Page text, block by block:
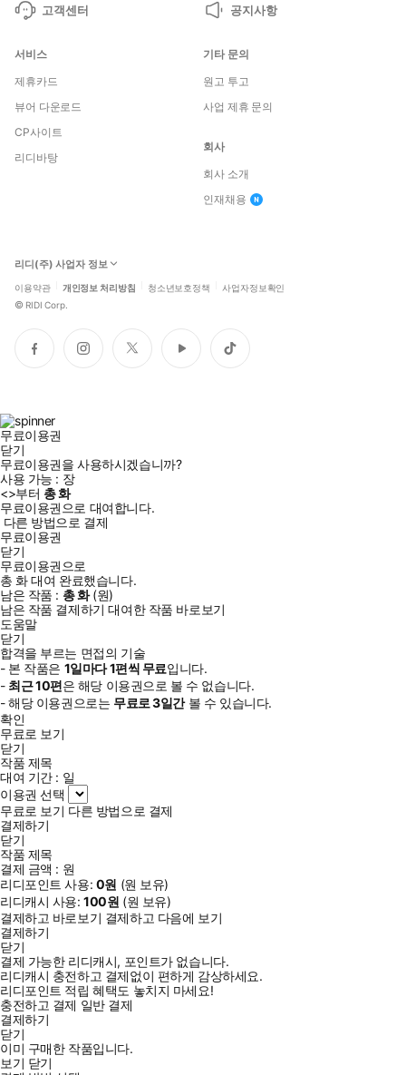
고객센터 공지사항
서비스
제휴카드
뷰어 다운로드
CP사이트
리디바탕
기타 문의
원고 투고
사업 제휴 문의
회사
회사 소개
인재채용
리디(주) 사업자 정보
이용약관 개인정보 처리방침 청소년보호정책 사업자정보확인
© RIDI Corp.
페
이
인
스
트
위
유
튜
틱
톡
무료이용권
닫기
무료이용권을 사용하시겠습니까?
사용 가능 : 장
<>부터 총화
무료이용권으로 대여합니다.
다른 방법으로 결제
무료이용권
닫기
무료이용권으로
총 화대여 완료했습니다.
남은 작품 : 총화(원)
남은 작품 결제하기 대여한 작품 바로보기
도움말
닫기
합격을 부르는 면접의 기술
- 본 작품은 1일마다1편씩 무료입니다.
- 최근10편은 해당 이용권으로 볼 수 없습니다.
- 해당 이용권으로는 무료로3일간볼 수 있습니다.
확인
무료로 보기
닫기
작품 제목
대여 기간 : 일
이용권 선택
무료로 보기 다른 방법으로 결제
결제하기
닫기
작품 제목
결제 금액 : 원
리디포인트 사용: 0원 (원 보유)
리디캐시 사용:100원 (원 보유)
결제하고 바로보기 결제하고 다음에 보기
결제하기
닫기
결제 가능한 리디캐시, 포인트가 없습니다.
리디캐시 충전하고 결제없이 편하게 감상하세요.
리디포인트 적립 혜택도 놓치지 마세요!
충전하고 결제 일반 결제
결제하기
닫기
이미 구매한 작품입니다.
보기 닫기